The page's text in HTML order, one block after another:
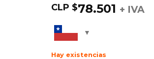
CLP $78.501 + IVA
Hay existencias